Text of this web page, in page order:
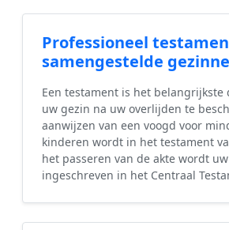
Professioneel
samengestelde
Een testament is het belangrijkste
uw gezin na uw overlijden te
aanwijzen van een voogd voor
kinderen wordt in het testament
het passeren van de akte wordt
ingeschreven in het Centraal